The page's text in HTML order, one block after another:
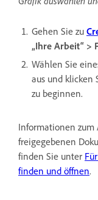
Gehen Sie zu
„Ihre Arbeit“ >
Wählen Sie
aus und klicken
zu beginnen.
Informationen zum
freigegebenen
finden Sie unter
finden und öffnen.